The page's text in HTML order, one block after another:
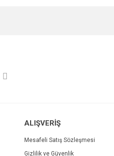
ALIŞVERİŞ
Mesafeli Satış Sözleşmesi
Gizlilik ve Güvenlik